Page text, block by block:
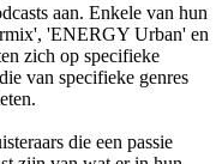
aan. Enkele van hun
'ENERGY Urban' en
zich op specifieke
van specifieke genres
die een passie